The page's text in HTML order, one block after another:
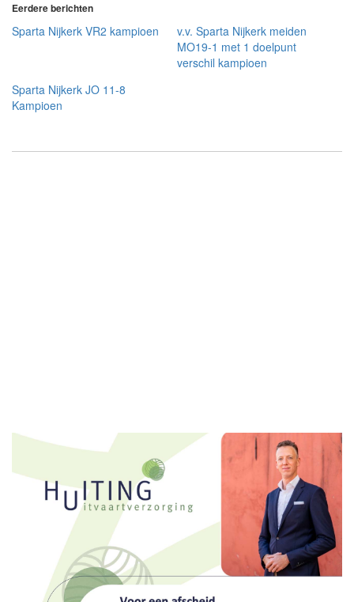
Eerdere berichten
Sparta Nijkerk VR2 kampioen
v.v. Sparta Nijkerk meiden
MO19-1 met 1 doelpunt
verschil kampioen
Sparta Nijkerk JO 11-8
Kampioen